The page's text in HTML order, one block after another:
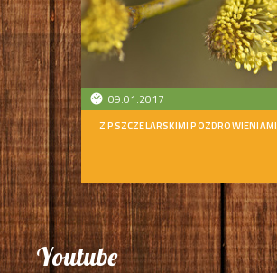
09.01.2017
Z PSZCZELARSKIMI POZDROWIENIAMI
Youtube